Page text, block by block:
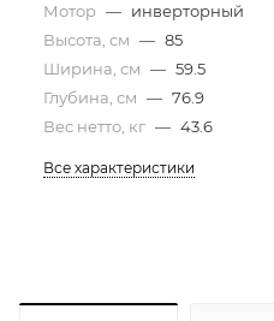
Мотор — инверторный
Высота, см — 85
Ширина, см — 59.5
Глубина, см — 76.9
Вес нетто, кг — 43.6
Все характеристики